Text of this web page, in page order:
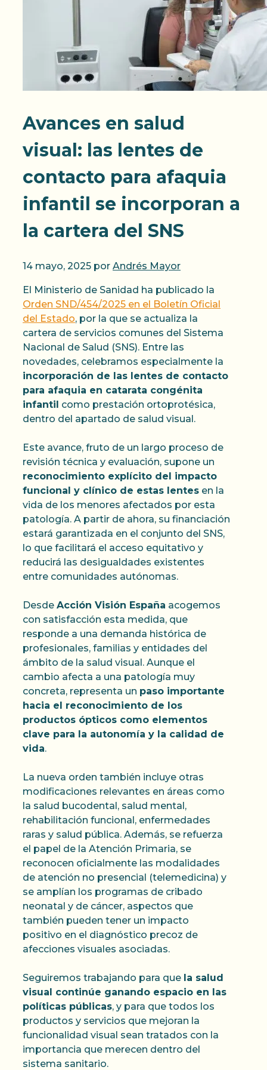
Avances en salud
visual: las lentes de
contacto para afaquia
infantil se incorporan a
la cartera del SNS
14 mayo, 2025 por Andrés Mayor
El Ministerio de Sanidad ha publicado la
Orden SND/454/2025 en el Boletín Oficial
del Estado, por la que se actualiza la
cartera de servicios comunes del Sistema
Nacional de Salud (SNS). Entre las
novedades, celebramos especialmente la
incorporación de las lentes de contacto
para afaquia en catarata congénita
infantil como prestación ortoprotésica,
dentro del apartado de salud visual.
Este avance, fruto de un largo proceso de
revisión técnica y evaluación, supone un
reconocimiento explícito del impacto
funcional y clínico de estas lentes en la
vida de los menores afectados por esta
patología. A partir de ahora, su financiación
estará garantizada en el conjunto del SNS,
lo que facilitará el acceso equitativo y
reducirá las desigualdades existentes
entre comunidades autónomas.
Desde Acción Visión España acogemos
con satisfacción esta medida, que
responde a una demanda histórica de
profesionales, familias y entidades del
ámbito de la salud visual. Aunque el
cambio afecta a una patología muy
concreta, representa un paso importante
hacia el reconocimiento de los
productos ópticos como elementos
clave para la autonomía y la calidad de
vida.
La nueva orden también incluye otras
modificaciones relevantes en áreas como
la salud bucodental, salud mental,
rehabilitación funcional, enfermedades
raras y salud pública. Además, se refuerza
el papel de la Atención Primaria, se
reconocen oficialmente las modalidades
de atención no presencial (telemedicina) y
se amplían los programas de cribado
neonatal y de cáncer, aspectos que
también pueden tener un impacto
positivo en el diagnóstico precoz de
afecciones visuales asociadas.
Seguiremos trabajando para que la salud
visual continúe ganando espacio en las
políticas públicas, y para que todos los
productos y servicios que mejoran la
funcionalidad visual sean tratados con la
importancia que merecen dentro del
sistema sanitario.